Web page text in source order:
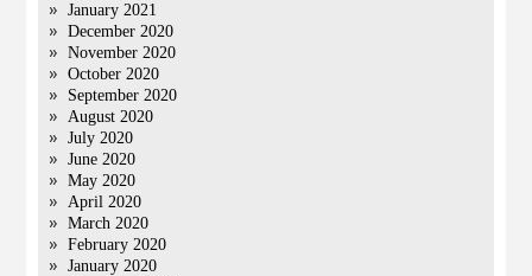
January 2021
December 2020
November 2020
October 2020
September 2020
August 2020
July 2020
June 2020
May 2020
April 2020
March 2020
February 2020
January 2020